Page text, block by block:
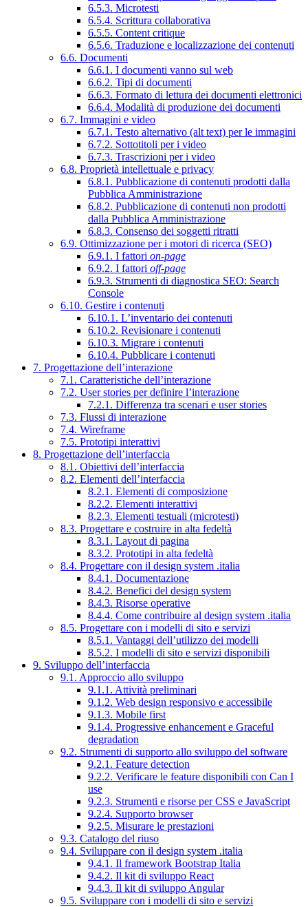
6.5.3. Microtesti
6.5.4. Scrittura collaborativa
6.5.5. Content critique
6.5.6. Traduzione e localizzazione dei contenuti
6.6. Documenti
6.6.1. I documenti vanno sul web
6.6.2. Tipi di documenti
6.6.3. Formato di lettura dei documenti elettronici
6.6.4. Modalità di produzione dei documenti
6.7. Immagini e video
6.7.1. Testo alternativo (alt text) per le immagini
6.7.2. Sottotitoli per i video
6.7.3. Trascrizioni per i video
6.8. Proprietà intellettuale e privacy
6.8.1. Pubblicazione di contenuti prodotti dalla
Pubblica Amministrazione
6.8.2. Pubblicazione di contenuti non prodotti
dalla Pubblica Amministrazione
6.8.3. Consenso dei soggetti ritratti
6.9. Ottimizzazione per i motori di ricerca (SEO)
6.9.1. I fattori on-page
6.9.2. I fattori off-page
6.9.3. Strumenti di diagnostica SEO: Search
Console
6.10. Gestire i contenuti
6.10.1. L’inventario dei contenuti
6.10.2. Revisionare i contenuti
6.10.3. Migrare i contenuti
6.10.4. Pubblicare i contenuti
7. Progettazione dell’interazione
7.1. Caratteristiche dell’interazione
7.2. User stories per definire l’interazione
7.2.1. Differenza tra scenari e user stories
7.3. Flussi di interazione
7.4. Wireframe
7.5. Prototipi interattivi
8. Progettazione dell’interfaccia
8.1. Obiettivi dell’interfaccia
8.2. Elementi dell’interfaccia
8.2.1. Elementi di composizione
8.2.2. Elementi interattivi
8.2.3. Elementi testuali (microtesti)
8.3. Progettare e costruire in alta fedeltà
8.3.1. Layout di pagina
8.3.2. Prototipi in alta fedeltà
8.4. Progettare con il design system .italia
8.4.1. Documentazione
8.4.2. Benefici del design system
8.4.3. Risorse operative
8.4.4. Come contribuire al design system .italia
8.5. Progettare con i modelli di sito e servizi
8.5.1. Vantaggi dell’utilizzo dei modelli
8.5.2. I modelli di sito e servizi disponibili
9. Sviluppo dell’interfaccia
9.1. Approccio allo sviluppo
9.1.1. Attività preliminari
9.1.2. Web design responsivo e accessibile
9.1.3. Mobile first
9.1.4. Progressive enhancement e Graceful
degradation
9.2. Strumenti di supporto allo sviluppo del software
9.2.1. Feature detection
9.2.2. Verificare le feature disponibili con Can I
use
9.2.3. Strumenti e risorse per CSS e JavaScript
9.2.4. Supporto browser
9.2.5. Misurare le prestazioni
9.3. Catalogo del riuso
9.4. Sviluppare con il design system .italia
9.4.1. Il framework Bootstrap Italia
9.4.2. Il kit di sviluppo React
9.4.3. Il kit di sviluppo Angular
9.5. Sviluppare con i modelli di sito e servizi